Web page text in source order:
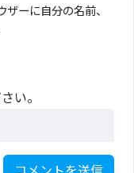
ーに自分の名前、
い。